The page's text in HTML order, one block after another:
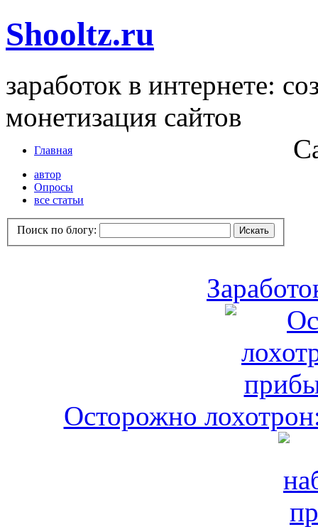
Shooltz.ru
заработок в интернете:
монетизация сайтов
Главная
автор
Опросы
все статьи
Поиск по блогу:
Осторожно